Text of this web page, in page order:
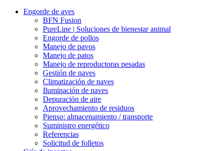
Engorde de aves
BFN Fusion
PureLine | Soluciones de bienestar animal
Engorde de pollos
Manejo de pavos
Manejo de patos
Manejo de reproductoras pesadas
Gestión de naves
Climatización de naves
Iluminación de naves
Depuración de aire
Aprovechamiento de residuos
Pienso: almacenamiento / transporte
Suministro energético
Referencias
Solicitud de folletos